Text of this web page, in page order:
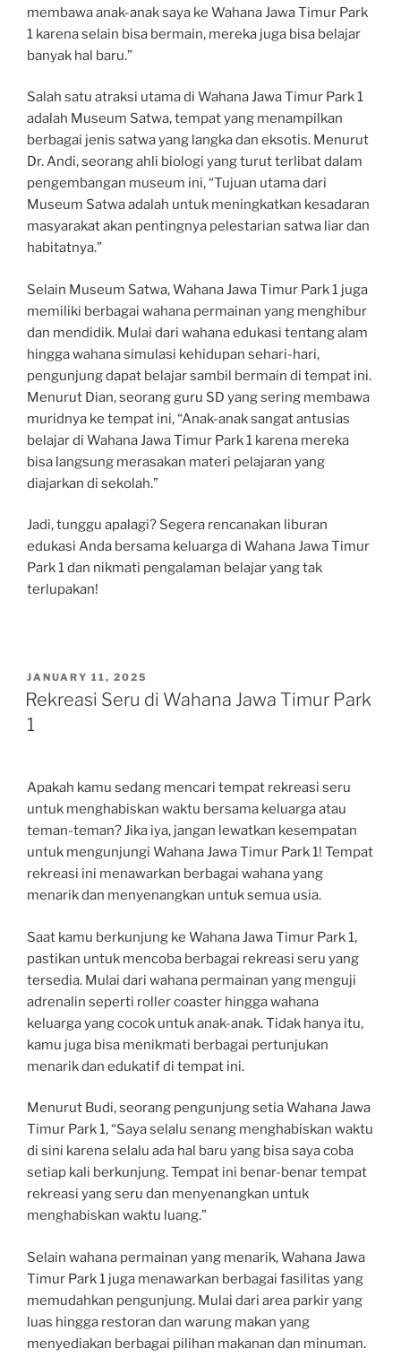
membawa anak-anak saya ke Wahana Jawa Timur Park
1 karena selain bisa bermain, mereka juga bisa belajar
banyak hal baru.”
Salah satu atraksi utama di Wahana Jawa Timur Park 1
adalah Museum Satwa, tempat yang menampilkan
berbagai jenis satwa yang langka dan eksotis. Menurut
Dr. Andi, seorang ahli biologi yang turut terlibat dalam
pengembangan museum ini, “Tujuan utama dari
Museum Satwa adalah untuk meningkatkan kesadaran
masyarakat akan pentingnya pelestarian satwa liar dan
habitatnya.”
Selain Museum Satwa, Wahana Jawa Timur Park 1 juga
memiliki berbagai wahana permainan yang menghibur
dan mendidik. Mulai dari wahana edukasi tentang alam
hingga wahana simulasi kehidupan sehari-hari,
pengunjung dapat belajar sambil bermain di tempat ini.
Menurut Dian, seorang guru SD yang sering membawa
muridnya ke tempat ini, “Anak-anak sangat antusias
belajar di Wahana Jawa Timur Park 1 karena mereka
bisa langsung merasakan materi pelajaran yang
diajarkan di sekolah.”
Jadi, tunggu apalagi? Segera rencanakan liburan
edukasi Anda bersama keluarga di Wahana Jawa Timur
Park 1 dan nikmati pengalaman belajar yang tak
terlupakan!
POSTED
ON
JANUARY 11, 2025
Rekreasi Seru di Wahana Jawa Timur Park
1
Apakah kamu sedang mencari tempat rekreasi seru
untuk menghabiskan waktu bersama keluarga atau
teman-teman? Jika iya, jangan lewatkan kesempatan
untuk mengunjungi Wahana Jawa Timur Park 1! Tempat
rekreasi ini menawarkan berbagai wahana yang
menarik dan menyenangkan untuk semua usia.
Saat kamu berkunjung ke Wahana Jawa Timur Park 1,
pastikan untuk mencoba berbagai rekreasi seru yang
tersedia. Mulai dari wahana permainan yang menguji
adrenalin seperti roller coaster hingga wahana
keluarga yang cocok untuk anak-anak. Tidak hanya itu,
kamu juga bisa menikmati berbagai pertunjukan
menarik dan edukatif di tempat ini.
Menurut Budi, seorang pengunjung setia Wahana Jawa
Timur Park 1, “Saya selalu senang menghabiskan waktu
di sini karena selalu ada hal baru yang bisa saya coba
setiap kali berkunjung. Tempat ini benar-benar tempat
rekreasi yang seru dan menyenangkan untuk
menghabiskan waktu luang.”
Selain wahana permainan yang menarik, Wahana Jawa
Timur Park 1 juga menawarkan berbagai fasilitas yang
memudahkan pengunjung. Mulai dari area parkir yang
luas hingga restoran dan warung makan yang
menyediakan berbagai pilihan makanan dan minuman.